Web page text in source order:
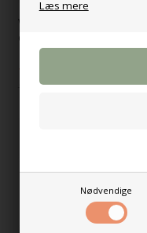
Læs mere
Nødvendige
Watford Bænk med
opbevaring, Beige bouclé
1.149,00